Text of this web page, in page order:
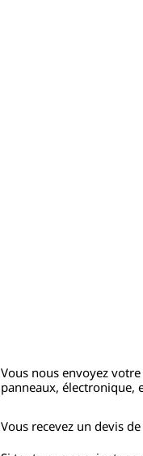
Vous nous envoyez
panneaux, électronique,
Vous recevez un devis